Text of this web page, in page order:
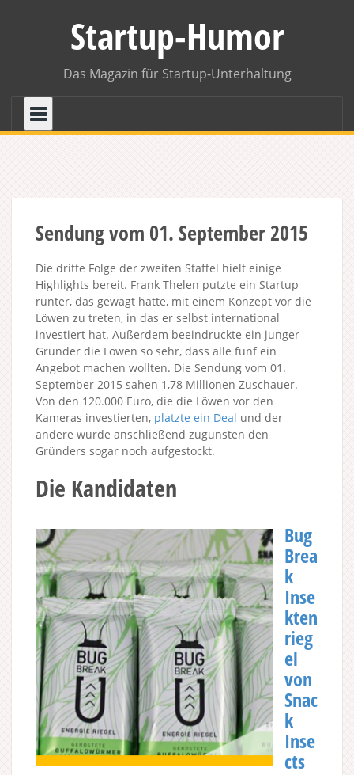
Startup-Humor
Das Magazin für Startup-Unterhaltung
Sendung vom 01. September 2015
Die dritte Folge der zweiten Staffel hielt einige
Highlights bereit. Frank Thelen putzte ein Startup
runter, das gewagt hatte, mit einem Konzept vor die
Löwen zu treten, in das er selbst international
investiert hat. Außerdem beeindruckte ein junger
Gründer die Löwen so sehr, dass alle fünf ein
Angebot machen wollten. Die Sendung vom 01.
September 2015 sahen 1,78 Millionen Zuschauer.
Von den 120.000 Euro, die die Löwen vor den
Kameras investierten, platzte ein Deal und der
andere wurde anschließend zugunsten den
Gründers sogar noch aufgestockt.
Die Kandidaten
Bug
Brea
k
Inse
kten
rieg
el
von
Snac
k
Inse
cts